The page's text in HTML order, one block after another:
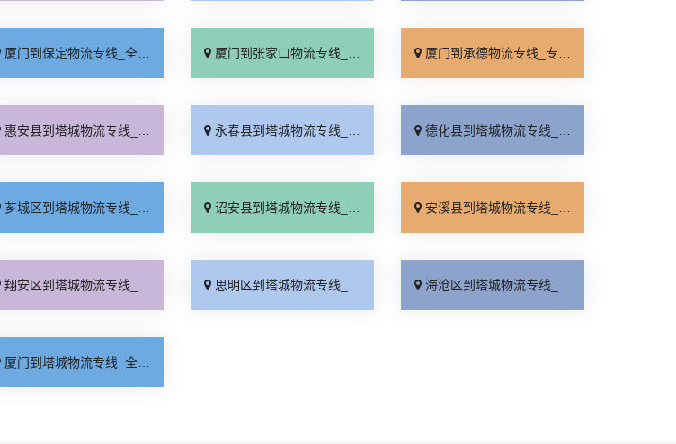
厦门到保定物流专线_全程直达「高效运输」 厦门到张家口物流专线_全境派送「多久能到」 厦门到承德物流专线_专业调车「合理收费」
惠安县到塔城物流专线_上门取件「直达到站」 永春县到塔城物流专线_损坏理赔「运价行情」 德化县到塔城物流专线_几天到达「诚信经营」
芗城区到塔城物流专线_专业调车「整车配货」 诏安县到塔城物流专线_不随意加价「全程直达」 安溪县到塔城物流专线_天天发车「高效快运」
翔安区到塔城物流专线_专线查询「多年经验」 思明区到塔城物流专线_上门提货「资质齐全」 海沧区到塔城物流专线_全程直达「诚信经营」
厦门到塔城物流专线_全境配送「运费多少」